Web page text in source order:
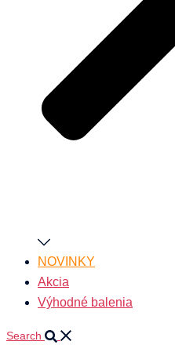
NOVINKY
Akcia
Výhodné balenia
Search